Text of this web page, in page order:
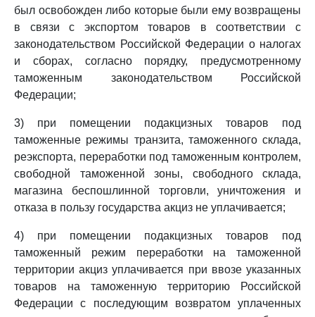
был освобожден либо которые были ему возвращены
в связи с экспортом товаров в соответствии с
законодательством Российской Федерации о налогах
и сборах, согласно порядку, предусмотренному
таможенным законодательством Российской
Федерации;
3) при помещении подакцизных товаров под
таможенные режимы транзита, таможенного склада,
реэкспорта, переработки под таможенным контролем,
свободной таможенной зоны, свободного склада,
магазина беспошлинной торговли, уничтожения и
отказа в пользу государства акциз не уплачивается;
4) при помещении подакцизных товаров под
таможенный режим переработки на таможенной
территории акциз уплачивается при ввозе указанных
товаров на таможенную территорию Российской
Федерации с последующим возвратом уплаченных